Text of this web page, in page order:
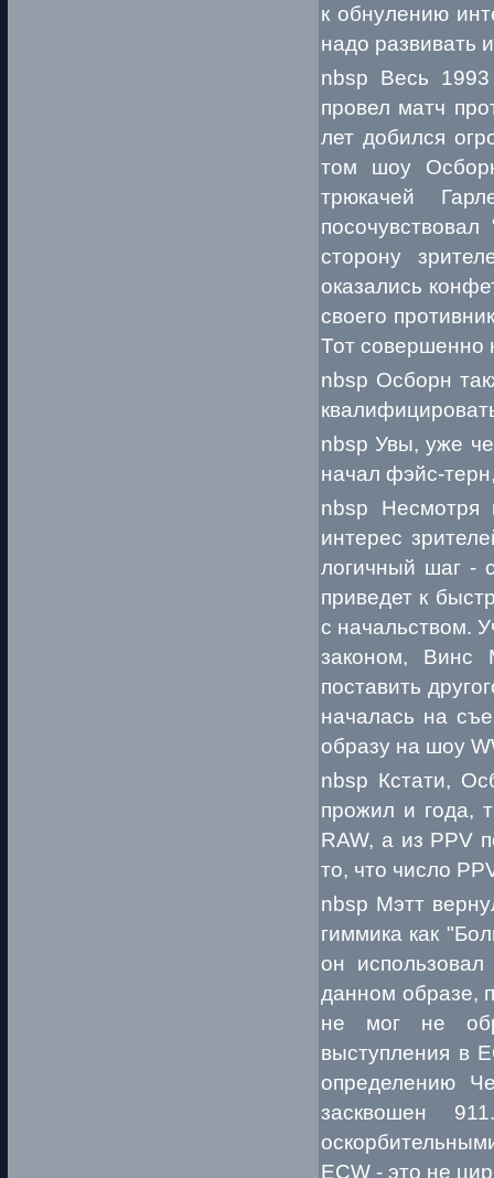
к обнулению
надо развивать
nbsp Весь
провел матч
лет добился
том шоу
трюкачей
сторону
оказались
своего
Тот совершенно
nbsp Осборн
nbsp Увы, уже
начал фэйс-
nbsp Несмотря
интерес
логичный шаг -
приведет к
с начальством.
законом, Винс
поставить
началась на
образу на шоу
nbsp Кстати,
прожил и года,
RAW, а из PPV
то, что число
nbsp Мэтт
гиммика как
он
данном образе,
не мог не
выступления в
определению
засквошен
ECW - это не